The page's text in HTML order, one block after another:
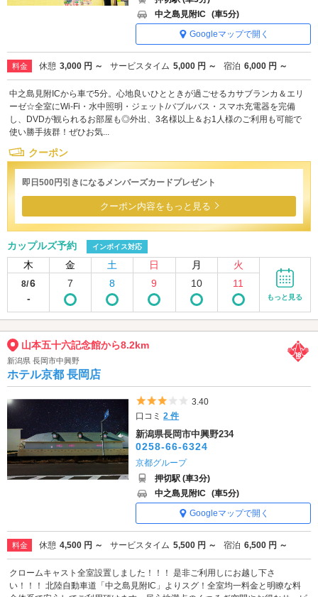
中之島見附IC (車5分)
Googleマップで開く
料金 休憩 3,000 円 ～ サービスタイム 5,000 円 ～ 宿泊 6,000 円 ～
中之島見附ICから車で5分。心地良いひとときが過ごせるカサブランカ＆エリ
ーゼ☆全室にWi-Fi・水中照明・ジェット/バブルバス・スマホ充電器を完備
し、DVDが観られるお部屋も◎外出、3名様以上＆お1人様のご利用も可能で
使い勝手抜群！ぜひお気...
クーポン
即日500円引きになるメンバーズカードプレゼント
クーポン内容をもっと見る
カップルズ予約 インボイス対応
木 金 土 日 月 火
8/6
-
7 8 9 10 11
もっと見る
山本五十六記念館から8.2km
新潟県 長岡市中興野
ホテル京都 長岡店
5つ星のうち3
3.40
口コミ2 件
新潟県長岡市中興野234
0258-66-6324
京都グループ
押切駅 (車3分)
中之島見附IC (車5分)
Googleマップで開く
料金 休憩 4,500 円 ～ サービスタイム 5,500 円 ～ 宿泊 6,500 円 ～
クロームキャスト全室設置しました！！！ 是非ご利用しにお越し下さ
い！！！ 北陸自動車道「中之島見附IC」よりスグ！全室均一料金と明瞭な料